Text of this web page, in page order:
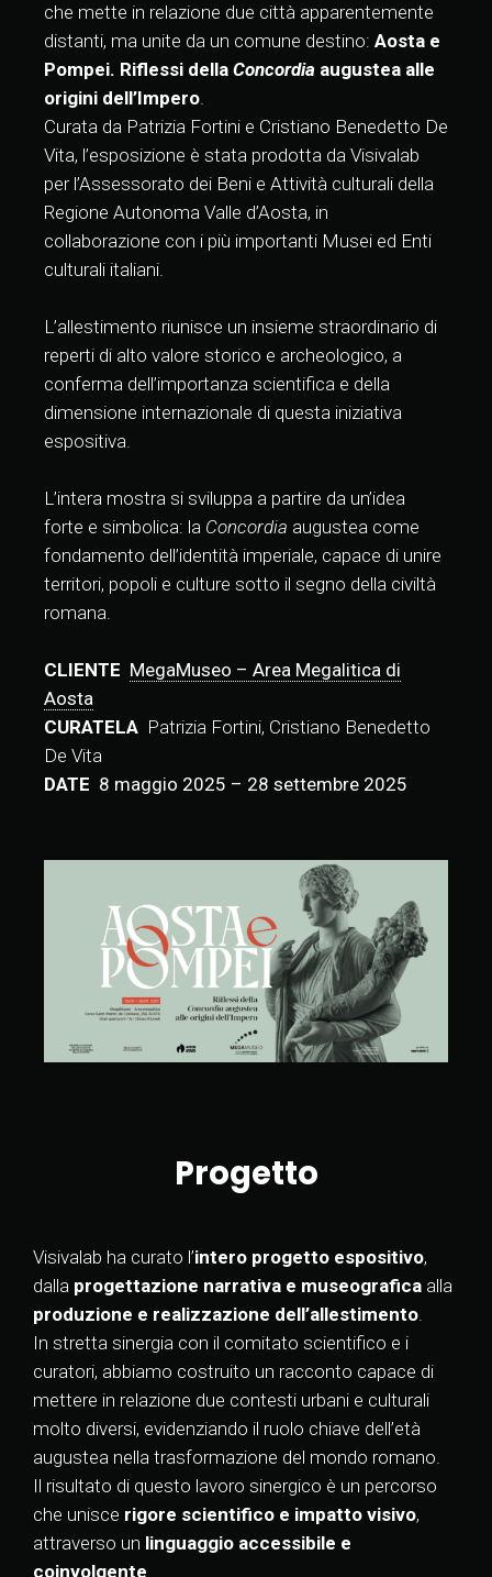
che mette in relazione due città apparentemente
distanti, ma unite da un comune destino: Aosta e
Pompei. Riflessi della Concordia augustea alle
origini dell’Impero.
Curata da Patrizia Fortini e Cristiano Benedetto De
Vita, l’esposizione è stata prodotta da Visivalab
per l’Assessorato dei Beni e Attività culturali della
Regione Autonoma Valle d’Aosta, in
collaborazione con i più importanti Musei ed Enti
culturali italiani.
L’allestimento riunisce un insieme straordinario di
reperti di alto valore storico e archeologico, a
conferma dell’importanza scientifica e della
dimensione internazionale di questa iniziativa
espositiva.
L’intera mostra si sviluppa a partire da un’idea
forte e simbolica: la Concordia augustea come
fondamento dell’identità imperiale, capace di unire
territori, popoli e culture sotto il segno della civiltà
romana.
CLIENTE MegaMuseo – Area Megalitica di
Aosta
CURATELA Patrizia Fortini, Cristiano Benedetto
De Vita
DATE 8 maggio 2025 – 28 settembre 2025
Progetto
Visivalab ha curato l’intero progetto espositivo,
dalla progettazione narrativa e museografica alla
produzione e realizzazione dell’allestimento.
In stretta sinergia con il comitato scientifico e i
curatori, abbiamo costruito un racconto capace di
mettere in relazione due contesti urbani e culturali
molto diversi, evidenziando il ruolo chiave dell’età
augustea nella trasformazione del mondo romano.
Il risultato di questo lavoro sinergico è un percorso
che unisce rigore scientifico e impatto visivo,
attraverso un linguaggio accessibile e
coinvolgente